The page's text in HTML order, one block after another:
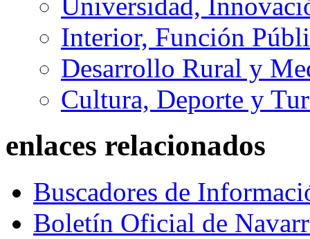
Universidad,
Interior, Función
Desarrollo Rural y
Cultura, Deporte y
enlaces relacionados
Buscadores de
Boletín Oficial de